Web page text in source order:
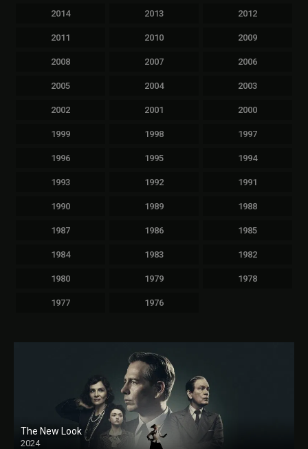
2014 2013 2012
2011 2010 2009
2008 2007 2006
2005 2004 2003
2002 2001 2000
1999 1998 1997
1996 1995 1994
1993 1992 1991
1990 1989 1988
1987 1986 1985
1984 1983 1982
1980 1979 1978
1977 1976
The New Look
2024